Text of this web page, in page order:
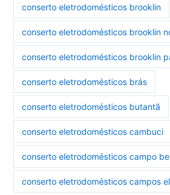
conserto eletrodomésticos brooklin
conserto eletrodomésticos brooklin
conserto eletrodomésticos brooklin
conserto eletrodomésticos brás
conserto eletrodomésticos butantã
conserto eletrodomésticos cambuci
conserto eletrodomésticos campo
conserto eletrodomésticos campos